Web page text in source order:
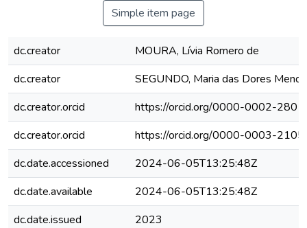
Simple item page
dc.creator
MOURA, Lívia Romero de
dc.creator
SEGUNDO, Maria das Dores
dc.creator.orcid
https://orcid.org/0000-0002-
dc.creator.orcid
https://orcid.org/0000-0003-
dc.date.accessioned
2024-06-05T13:25:48Z
dc.date.available
2024-06-05T13:25:48Z
dc.date.issued
2023